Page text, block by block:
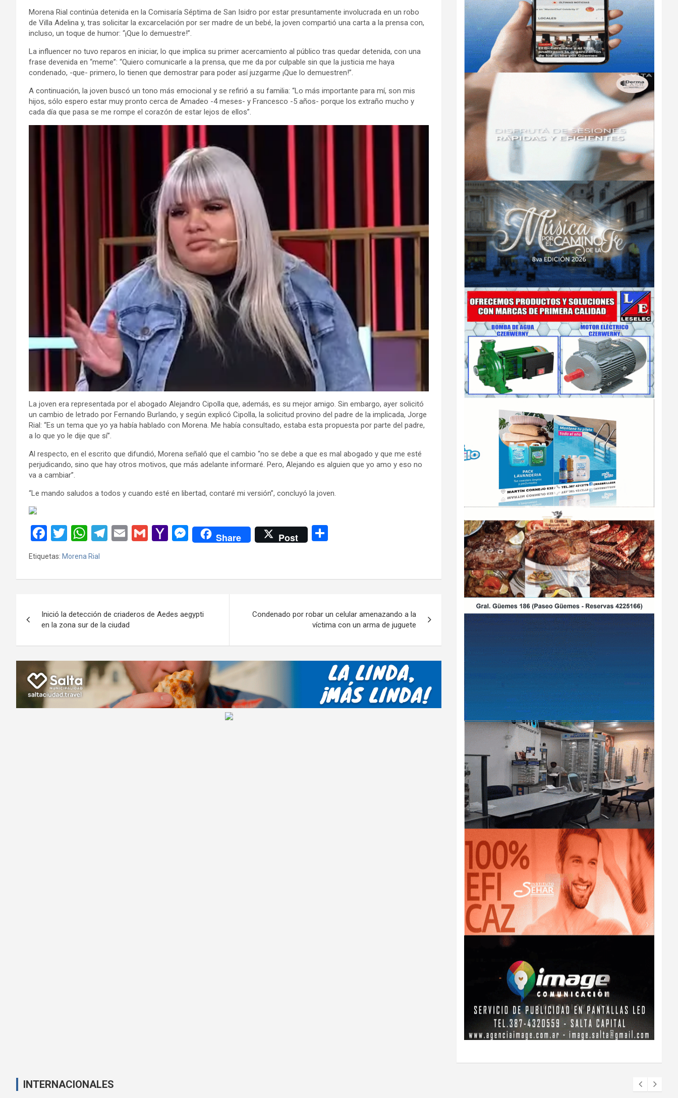
Morena Rial continúa detenida en la Comisaría Séptima de San Isidro por estar presuntamente involucrada en un robo
de Villa Adelina y, tras solicitar la excarcelación por ser madre de un bebé, la joven compartió una carta a la prensa con,
incluso, un toque de humor: “¡Que lo demuestre!”.
La influencer no tuvo reparos en iniciar, lo que implica su primer acercamiento al público tras quedar detenida, con una
frase devenida en “meme”: “Quiero comunicarle a la prensa, que me da por culpable sin que la justicia me haya
condenado, -que- primero, lo tienen que demostrar para poder así juzgarme ¡Que lo demuestren!”.
A continuación, la joven buscó un tono más emocional y se refirió a su familia: “Lo más importante para mí, son mis
hijos, sólo espero estar muy pronto cerca de Amadeo -4 meses- y Francesco -5 años- porque los extraño mucho y
cada día que pasa se me rompe el corazón de estar lejos de ellos”.
La joven era representada por el abogado Alejandro Cipolla que, además, es su mejor amigo. Sin embargo, ayer solicitó
un cambio de letrado por Fernando Burlando, y según explicó Cipolla, la solicitud provino del padre de la implicada, Jorge
Rial: “Es un tema que yo ya había hablado con Morena. Me había consultado, estaba esta propuesta por parte del padre,
a lo que yo le dije que sí”.
Al respecto, en el escrito que difundió, Morena señaló que el cambio “no se debe a que es mal abogado y que me esté
perjudicando, sino que hay otros motivos, que más adelante informaré. Pero, Alejando es alguien que yo amo y eso no
va a cambiar”.
“Le mando saludos a todos y cuando esté en libertad, contaré mi versión”, concluyó la joven.
F
a
b
o
k
T
wi
er
W
h
s
p
p
T
gr
m
E
G
Y
o
M
M
n
er
Share Post
p
tir
Etiquetas: Morena Rial
de
entradas
Inició la detección de criaderos de Aedes aegypti
en la zona sur de la ciudad
Condenado por robar un celular amenazando a la
víctima con un arma de juguete
INTERNACIONALES